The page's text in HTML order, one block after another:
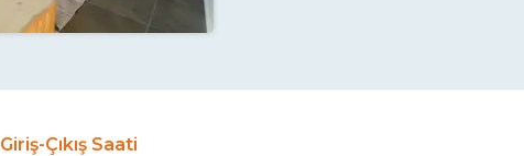
Giriş-Çıkış Saati